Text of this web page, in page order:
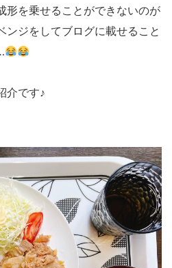
形を乗せることができないのが
ンジをしてブログに載せること
介です♪